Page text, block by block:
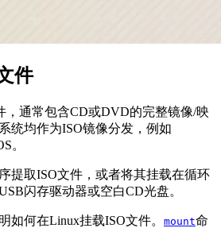
件
，通常包含CD或DVD的完整镜像/映
统均作为ISO镜像分发，例如
。
提取ISO文件，或者将其挂载在循环
闪存驱动器或空白CD光盘。
如何在Linux挂载ISO文件。 mount命